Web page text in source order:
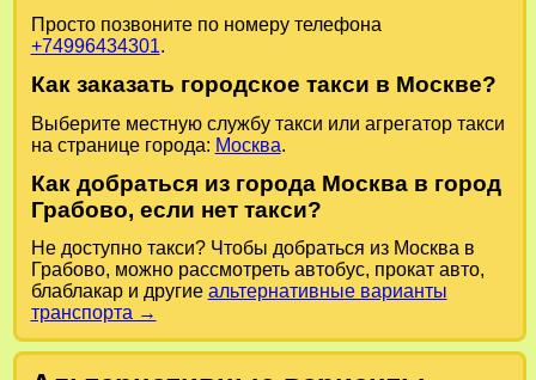
Просто позвоните по номеру телефона
+74996434301.
Как заказать городское такси в Москве?
Выберите местную службу такси или агрегатор такси
на странице города: Москва.
Как добраться из города Москва в город
Грабово, если нет такси?
Не доступно такси? Чтобы добраться из Москва в
Грабово, можно рассмотреть автобус, прокат авто,
блаблакар и другие альтернативные варианты
транспорта →